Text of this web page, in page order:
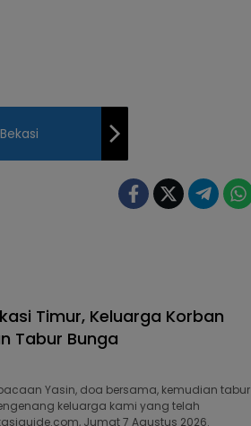
Timur, Keluarga Korban
Tabur Bunga
Yasin, doa bersama, kemudian tabur
keluarga kami yang telah
Jumat 7 Agustus 2026.